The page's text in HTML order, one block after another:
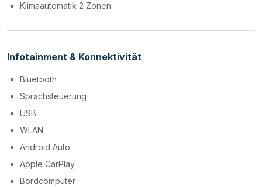
Klimaautomatik 2 Zonen
Infotainment & Konnektivität
Bluetooth
Sprachsteuerung
USB
WLAN
Android Auto
Apple CarPlay
Bordcomputer